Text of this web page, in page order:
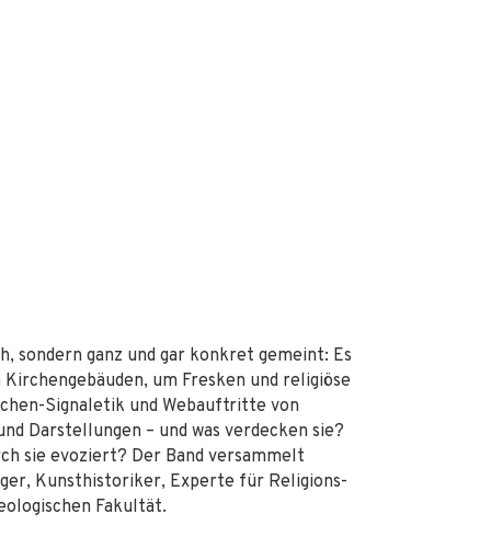
sondern ganz und gar konkret gemeint: Es
um Fresken und religiöse
Signaletik und Webauftritte von
Darstellungen – und was verdecken sie?
sie evoziert? Der Band versammelt
Kunsthistoriker, Experte für Religions-
Fakultät.